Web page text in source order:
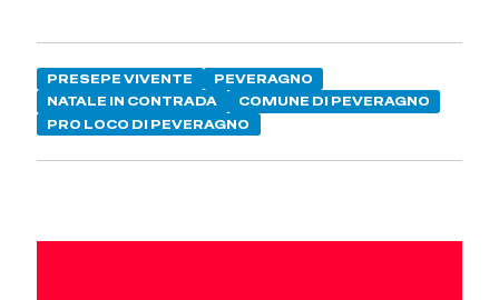
PRESEPE VIVENTE
PEVERAGNO
NATALE IN CONTRADA
COMUNE DI PEVERAGNO
PRO LOCO DI PEVERAGNO